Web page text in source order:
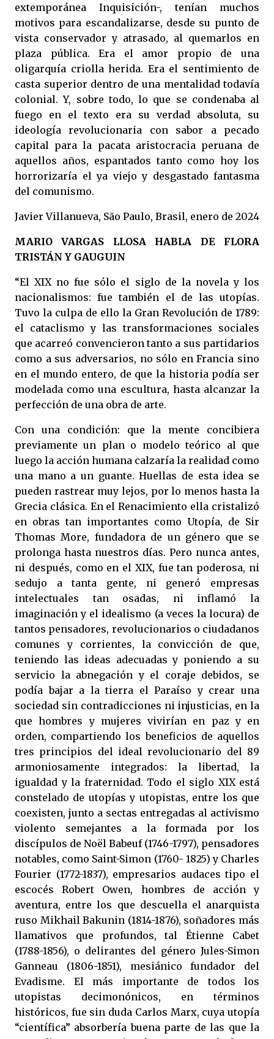
extemporánea Inquisición-, tenían muchos
motivos para escandalizarse, desde su punto de
vista conservador y atrasado, al quemarlos en
plaza pública. Era el amor propio de una
oligarquía criolla herida. Era el sentimiento de
casta superior dentro de una mentalidad todavía
colonial. Y, sobre todo, lo que se condenaba al
fuego en el texto era su verdad absoluta, su
ideología revolucionaria con sabor a pecado
capital para la pacata aristocracia peruana de
aquellos años, espantados tanto como hoy los
horrorizaría el ya viejo y desgastado fantasma
del comunismo.
Javier Villanueva, São Paulo, Brasil, enero de 2024
MARIO VARGAS LLOSA HABLA DE FLORA
TRISTÁN Y GAUGUIN
“El XIX no fue sólo el siglo de la novela y los
nacionalismos: fue también el de las utopías.
Tuvo la culpa de ello la Gran Revolución de 1789:
el cataclismo y las transformaciones sociales
que acarreó convencieron tanto a sus partidarios
como a sus adversarios, no sólo en Francia sino
en el mundo entero, de que la historia podía ser
modelada como una escultura, hasta alcanzar la
perfección de una obra de arte.
Con una condición: que la mente concibiera
previamente un plan o modelo teórico al que
luego la acción humana calzaría la realidad como
una mano a un guante. Huellas de esta idea se
pueden rastrear muy lejos, por lo menos hasta la
Grecia clásica. En el Renacimiento ella cristalizó
en obras tan importantes como Utopía, de Sir
Thomas More, fundadora de un género que se
prolonga hasta nuestros días. Pero nunca antes,
ni después, como en el XIX, fue tan poderosa, ni
sedujo a tanta gente, ni generó empresas
intelectuales tan osadas, ni inflamó la
imaginación y el idealismo (a veces la locura) de
tantos pensadores, revolucionarios o ciudadanos
comunes y corrientes, la convicción de que,
teniendo las ideas adecuadas y poniendo a su
servicio la abnegación y el coraje debidos, se
podía bajar a la tierra el Paraíso y crear una
sociedad sin contradicciones ni injusticias, en la
que hombres y mujeres vivirían en paz y en
orden, compartiendo los beneficios de aquellos
tres principios del ideal revolucionario del 89
armoniosamente integrados: la libertad, la
igualdad y la fraternidad. Todo el siglo XIX está
constelado de utopías y utopistas, entre los que
coexisten, junto a sectas entregadas al activismo
violento semejantes a la formada por los
discípulos de Noël Babeuf (1746-1797), pensadores
notables, como Saint-Simon (1760- 1825) y Charles
Fourier (1772-1837), empresarios audaces tipo el
escocés Robert Owen, hombres de acción y
aventura, entre los que descuella el anarquista
ruso Mikhail Bakunin (1814-1876), soñadores más
llamativos que profundos, tal Étienne Cabet
(1788-1856), o delirantes del género Jules-Simon
Ganneau (1806-1851), mesiánico fundador del
Evadisme. El más importante de todos los
utopistas decimonónicos, en términos
históricos, fue sin duda Carlos Marx, cuya utopía
“científica” absorbería buena parte de las que la